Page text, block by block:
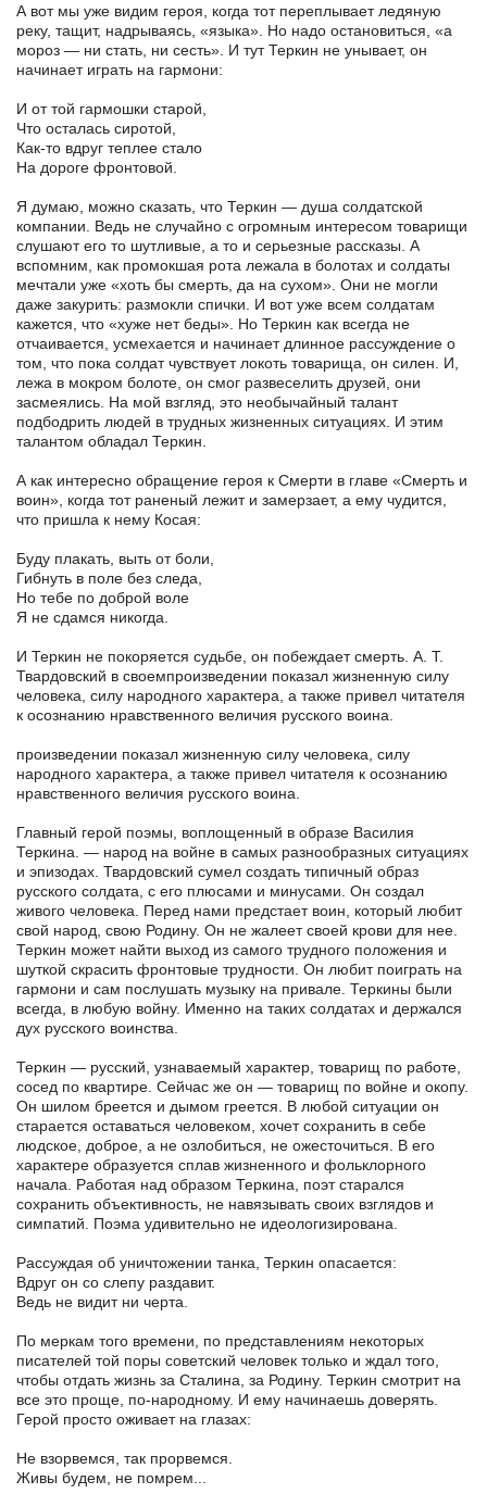
А вот мы уже видим героя, когда тот переплывает ледяную
реку, тащит, надрываясь, «языка». Но надо остановиться, «а
мороз — ни стать, ни сесть». И тут Теркин не унывает, он
начинает играть на гармони:
И от той гармошки старой,
Что осталась сиротой,
Как-то вдруг теплее стало
На дороге фронтовой.
Я думаю, можно сказать, что Теркин — душа солдатской
компании. Ведь не случайно с огромным интересом товарищи
слушают его то шутливые, а то и серьезные рассказы. А
вспомним, как промокшая рота лежала в болотах и солдаты
мечтали уже «хоть бы смерть, да на сухом». Они не могли
даже закурить: размокли спички. И вот уже всем солдатам
кажется, что «хуже нет беды». Но Теркин как всегда не
отчаивается, усмехается и начинает длинное рассуждение о
том, что пока солдат чувствует локоть товарища, он силен. И,
лежа в мокром болоте, он смог развеселить друзей, они
засмеялись. На мой взгляд, это необычайный талант
подбодрить людей в трудных жизненных ситуациях. И этим
талантом обладал Теркин.
А как интересно обращение героя к Смерти в главе «Смерть и
воин», когда тот раненый лежит и замерзает, а ему чудится,
что пришла к нему Косая:
Буду плакать, выть от боли,
Гибнуть в поле без следа,
Но тебе по доброй воле
Я не сдамся никогда.
И Теркин не покоряется судьбе, он побеждает смерть. А. Т.
Твардовский в своемпроизведении показал жизненную силу
человека, силу народного характера, а также привел читателя
к осознанию нравственного величия русского воина.
произведении показал жизненную силу человека, силу
народного характера, а также привел читателя к осознанию
нравственного величия русского воина.
Главный герой поэмы, воплощенный в образе Василия
Теркина. — народ на войне в самых разнообразных ситуациях
и эпизодах. Твардовский сумел создать типичный образ
русского солдата, с его плюсами и минусами. Он создал
живого человека. Перед нами предстает воин, который любит
свой народ, свою Родину. Он не жалеет своей крови для нее.
Теркин может найти выход из самого трудного положения и
шуткой скрасить фронтовые трудности. Он любит поиграть на
гармони и сам послушать музыку на привале. Теркины были
всегда, в любую войну. Именно на таких солдатах и держался
дух русского воинства.
Теркин — русский, узнаваемый характер, товарищ по работе,
сосед по квартире. Сейчас же он — товарищ по войне и окопу.
Он шилом бреется и дымом греется. В любой ситуации он
старается оставаться человеком, хочет сохранить в себе
людское, доброе, а не озлобиться, не ожесточиться. В его
характере образуется сплав жизненного и фольклорного
начала. Работая над образом Теркина, поэт старался
сохранить объективность, не навязывать своих взглядов и
симпатий. Поэма удивительно не идеологизирована.
Рассуждая об уничтожении танка, Теркин опасается:
Вдруг он со слепу раздавит.
Ведь не видит ни черта.
По меркам того времени, по представлениям некоторых
писателей той поры советский человек только и ждал того,
чтобы отдать жизнь за Сталина, за Родину. Теркин смотрит на
все это проще, по-народному. И ему начинаешь доверять.
Герой просто оживает на глазах:
Не взорвемся, так прорвемся.
Живы будем, не помрем...